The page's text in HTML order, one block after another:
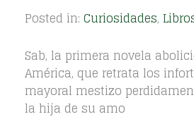
Posted in: Curiosidades,
Sab, la primera novela
América, que retrata los
mayoral mestizo
la hija de su amo